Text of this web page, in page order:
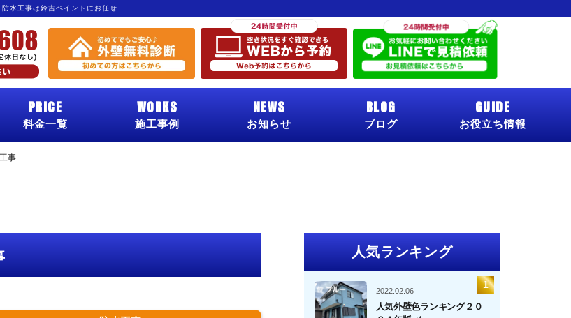
水工事は鈴吉ペイントにお任せ
PRICE
料金一覧
WORKS
施工事例
NEWS
お知らせ
BLOG
ブログ
GUIDE
お役立ち情報
事
人気ランキング
2022.02.06
人気外壁色ランキング２０